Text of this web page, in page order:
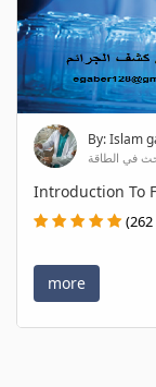
By: Islam
Introduction To
more